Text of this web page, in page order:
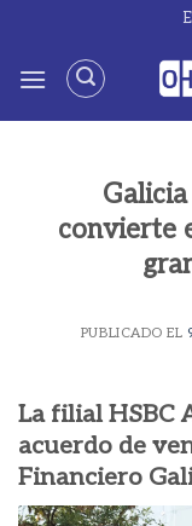
contenido
convierte
PUBLICADO EL
La filial HSBC
acuerdo de
Financiero